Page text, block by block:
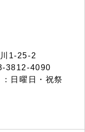
1-25-2
3812-4090
日曜日・祝祭